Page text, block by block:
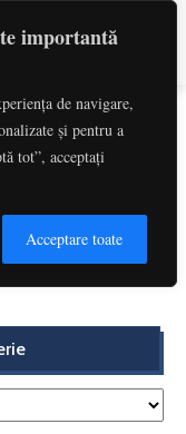
importantă
de navigare,
și pentru a
tot”, acceptați
Acceptare toate
De
– art. 345